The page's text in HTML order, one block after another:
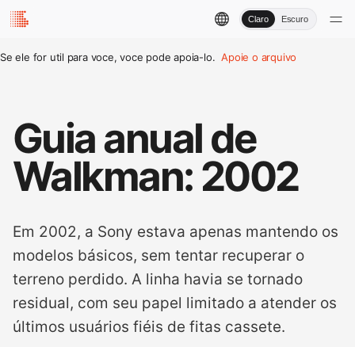
Claro Escuro
Se ele for util para voce, voce pode apoia-lo. Apoie o arquivo
Guia anual de
Walkman: 2002
Em 2002, a Sony estava apenas mantendo os
modelos básicos, sem tentar recuperar o
terreno perdido. A linha havia se tornado
residual, com seu papel limitado a atender os
últimos usuários fiéis de fitas cassete.